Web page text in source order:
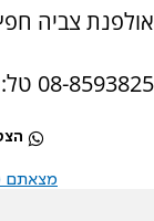
אולפנת צביה
08-8593825 טל: 08-8593922
מצאתם